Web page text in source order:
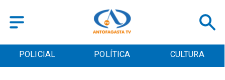
POLICIAL POLÍTICA CULTURA